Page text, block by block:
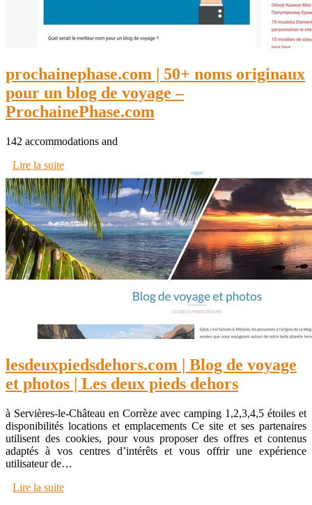
prochainephase.com | 50+ noms originaux
pour un blog de voyage –
ProchainePhase.com
142 accommodations and
Lire la suite
lesdeuxpiedsdehors.com | Blog de voyage
et photos | Les deux pieds dehors
à Servières-le-Château en Corrèze avec camping 1,2,3,4,5 étoiles et
disponibilités locations et emplacements Ce site et ses partenaires
utilisent des cookies, pour vous proposer des offres et contenus
adaptés à vos centres d’intérêts et vous offrir une expérience
utilisateur de…
Lire la suite